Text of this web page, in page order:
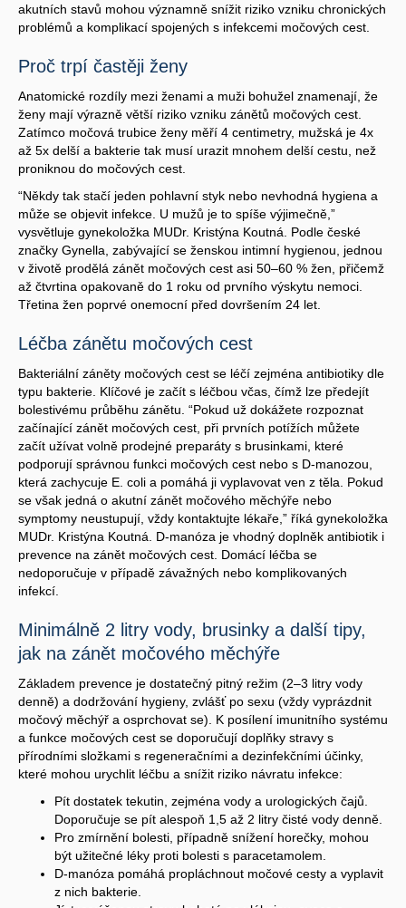
akutních stavů mohou významně snížit riziko vzniku chronických
problémů a komplikací spojených s infekcemi močových cest.
Proč trpí častěji ženy
Anatomické rozdíly mezi ženami a muži bohužel znamenají, že
ženy mají výrazně větší riziko vzniku zánětů močových cest.
Zatímco močová trubice ženy měří 4 centimetry, mužská je 4x
až 5x delší a bakterie tak musí urazit mnohem delší cestu, než
proniknou do močových cest.
“Někdy tak stačí jeden pohlavní styk nebo nevhodná hygiena a
může se objevit infekce. U mužů je to spíše výjimečně,”
vysvětluje gynekoložka MUDr. Kristýna Koutná. Podle české
značky Gynella, zabývající se ženskou intimní hygienou, jednou
v životě prodělá zánět močových cest asi 50–60 % žen, přičemž
až čtvrtina opakovaně do 1 roku od prvního výskytu nemoci.
Třetina žen poprvé onemocní před dovršením 24 let.
Léčba zánětu močových cest
Bakteriální záněty močových cest se léčí zejména antibiotiky dle
typu bakterie. Klíčové je začít s léčbou včas, čímž lze předejít
bolestivému průběhu zánětu. “Pokud už dokážete rozpoznat
začínající zánět močových cest, při prvních potížích můžete
začít užívat volně prodejné preparáty s brusinkami, které
podporují správnou funkci močových cest nebo s D-manozou,
která zachycuje E. coli a pomáhá ji vyplavovat ven z těla. Pokud
se však jedná o akutní zánět močového měchýře nebo
symptomy neustupují, vždy kontaktujte lékaře,” říká gynekoložka
MUDr. Kristýna Koutná. D-manóza je vhodný doplněk antibiotik i
prevence na zánět močových cest. Domácí léčba se
nedoporučuje v případě závažných nebo komplikovaných
infekcí.
Minimálně 2 litry vody, brusinky a další tipy,
jak na zánět močového měchýře
Základem prevence je dostatečný pitný režim (2–3 litry vody
denně) a dodržování hygieny, zvlášť po sexu (vždy vyprázdnit
močový měchýř a osprchovat se). K posílení imunitního systému
a funkce močových cest se doporučují doplňky stravy s
přírodními složkami s regeneračními a dezinfekčními účinky,
které mohou urychlit léčbu a snížit riziko návratu infekce:
Pít dostatek tekutin, zejména vody a urologických čajů.
Doporučuje se pít alespoň 1,5 až 2 litry čisté vody denně.
Pro zmírnění bolesti, případně snížení horečky, mohou
být užitečné léky proti bolesti s paracetamolem.
D-manóza pomáhá propláchnout močové cesty a vyplavit
z nich bakterie.